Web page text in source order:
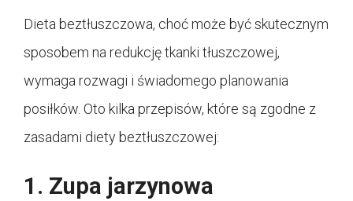
Dieta beztłuszczowa, choć może być skutecznym
sposobem na redukcję tkanki tłuszczowej,
wymaga rozwagi i świadomego planowania
posiłków. Oto kilka przepisów, które są zgodne z
zasadami diety beztłuszczowej:
1. Zupa jarzynowa